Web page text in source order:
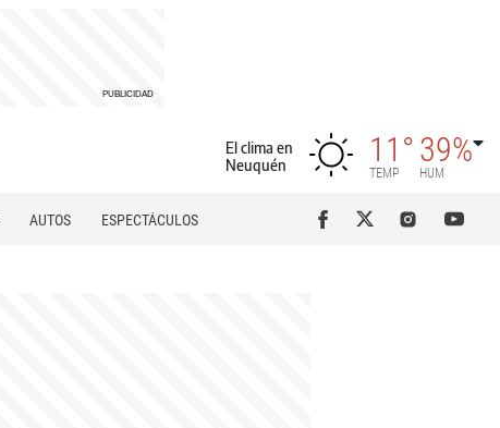
El clima en
Neuquén
11°
TEMP
39%
HUM
AUTOS
ESPECTÁCULOS